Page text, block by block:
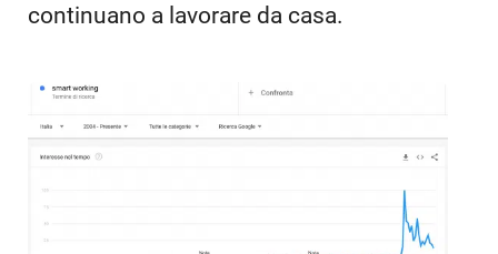
continuano a lavorare da casa.